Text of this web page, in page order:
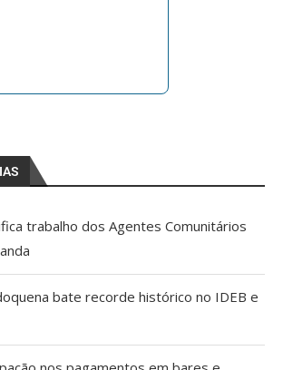
trabalho dos Agentes Comunitários
bate recorde histórico no IDEB e